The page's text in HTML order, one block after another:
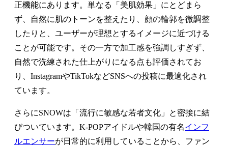
正機能にあります。単なる「美肌効果」にとどまら
ず、自然に肌のトーンを整えたり、顔の輪郭を微調整
したりと、ユーザーが理想とするイメージに近づける
ことが可能です。その一方で加工感を強調しすぎず、
自然で洗練された仕上がりになる点も評価されてお
り、InstagramやTikTokなどSNSへの投稿に最適化され
ています。
さらにSNOWは「流行に敏感な若者文化」と密接に結
びついています。K-POPアイドルや韓国の有名インフ
ルエンサーが日常的に利用していることから、ファン